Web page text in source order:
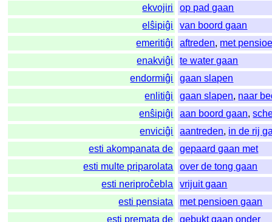
ekvojiri
op pad gaan
elŝipiĝi
van boord gaan
emeritiĝi
aftreden, met
enakviĝi
te water gaan
endormiĝi
gaan slapen
enlitiĝi
gaan slapen, naar
enŝipiĝi
aan boord gaan,
enviciĝi
aantreden, in de rij
esti akompanata de
gepaard gaan met
esti multe priparolata
over de tong gaan
esti neriproĉebla
vrijuit gaan
esti pensiata
met pensioen gaan
esti premata de
gebukt gaan onder